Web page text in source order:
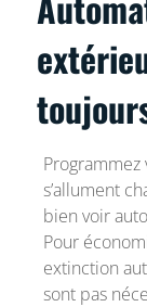
s’allument
bien voir
Pour
extinction
sont pas